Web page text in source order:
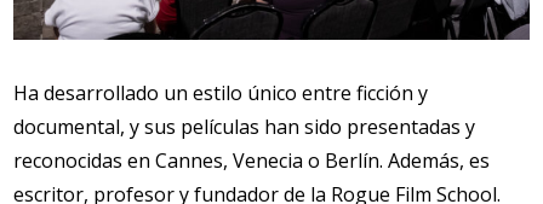
Ha desarrollado un estilo único entre ficción y
documental, y sus películas han sido presentadas y
reconocidas en Cannes, Venecia o Berlín. Además, es
escritor, profesor y fundador de la Rogue Film School.